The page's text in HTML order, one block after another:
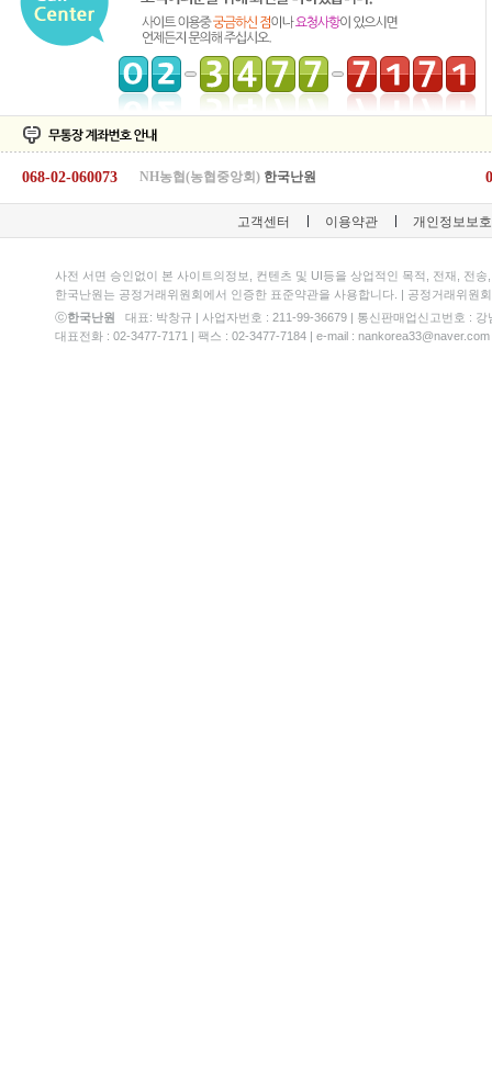
068-02-060073 NH농협(농협중앙회) 한국난원
고객센터 이용약관 개인정보보
사전 서면 승인없이 본 사이트의정보, 컨텐츠 및 UI등을 상업적인 목적, 전재, 전
한국난원는 공정거래위원회에서 인증한 표준약관을 사용합니다. | 공정거래위원
ⓒ한국난원
대표: 박창규 | 사업자번호 : 211-99-36679 | 통신판매업신고번호 :
대표전화 : 02-3477-7171 | 팩스 : 02-3477-7184 | e-mail :